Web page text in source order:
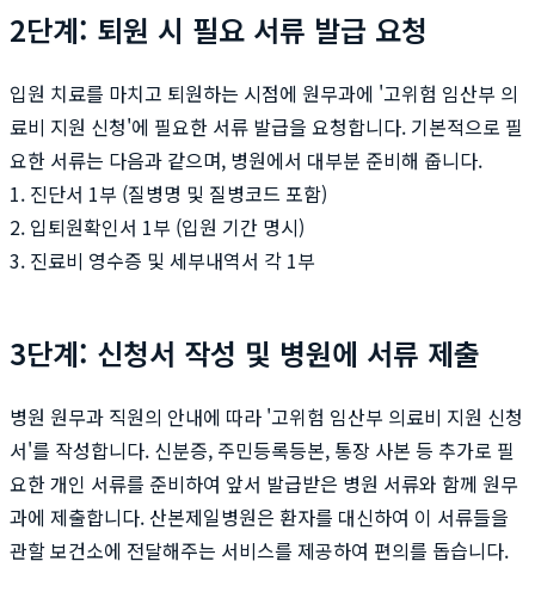
2단계: 퇴원 시 필요 서류 발급 요청
입원 치료를 마치고 퇴원하는 시점에 원무과에 '고위험 임산부 의
료비 지원 신청'에 필요한 서류 발급을 요청합니다. 기본적으로 필
요한 서류는 다음과 같으며, 병원에서 대부분 준비해 줍니다.
1. 진단서 1부 (질병명 및 질병코드 포함)
2. 입퇴원확인서 1부 (입원 기간 명시)
3. 진료비 영수증 및 세부내역서 각 1부
3단계: 신청서 작성 및 병원에 서류 제출
병원 원무과 직원의 안내에 따라 '고위험 임산부 의료비 지원 신청
서'를 작성합니다. 신분증, 주민등록등본, 통장 사본 등 추가로 필
요한 개인 서류를 준비하여 앞서 발급받은 병원 서류와 함께 원무
과에 제출합니다. 산본제일병원은 환자를 대신하여 이 서류들을
관할 보건소에 전달해주는 서비스를 제공하여 편의를 돕습니다.